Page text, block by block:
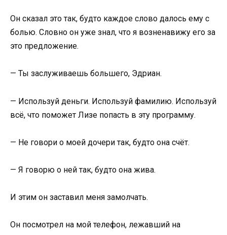
Он сказал это так, будто каждое слово далось ему с
болью. Словно он уже знал, что я возненавижу его за
это предложение.
— Ты заслуживаешь большего, Эдриан.
— Используй деньги. Используй фамилию. Используй
всё, что поможет Лизе попасть в эту программу.
— Не говори о моей дочери так, будто она счёт.
— Я говорю о ней так, будто она жива.
И этим он заставил меня замолчать.
Он посмотрел на мой телефон, лежавший на